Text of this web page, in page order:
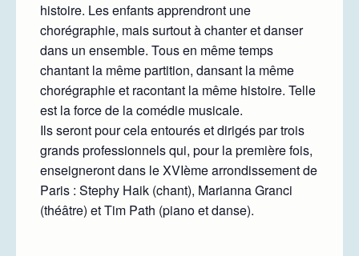
histoire. Les enfants apprendront une
chorégraphie, mais surtout à chanter et danser
dans un ensemble. Tous en même temps
chantant la même partition, dansant la même
chorégraphie et racontant la même histoire. Telle
est la force de la comédie musicale.
Ils seront pour cela entourés et dirigés par trois
grands professionnels qui, pour la première fois,
enseigneront dans le XVIème arrondissement de
Paris : Stephy Haik (chant), Marianna Granci
(théâtre) et Tim Path (piano et danse).